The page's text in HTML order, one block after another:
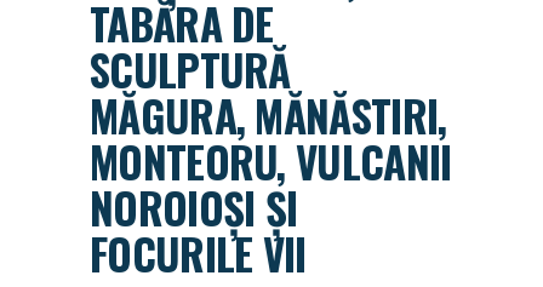
TABĂRA DE
SCULPTURĂ
MĂGURA, MĂNĂSTIRI,
MONTEORU, VULCANII
NOROIOȘI ȘI
FOCURILE VII